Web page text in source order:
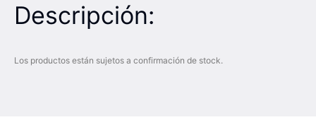
Descripción:
Los productos están sujetos a confirmación de stock.